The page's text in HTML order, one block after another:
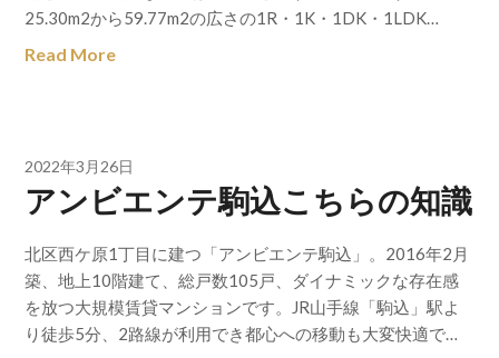
25.30m2から59.77m2の広さの1R・1K・1DK・1LDK…
Read More
2022年3月26日
アンビエンテ駒込こちらの知識
北区西ケ原1丁目に建つ「アンビエンテ駒込」。2016年2月
築、地上10階建て、総戸数105戸、ダイナミックな存在感
を放つ大規模賃貸マンションです。JR山手線「駒込」駅よ
り徒歩5分、2路線が利用でき都心への移動も大変快適で…